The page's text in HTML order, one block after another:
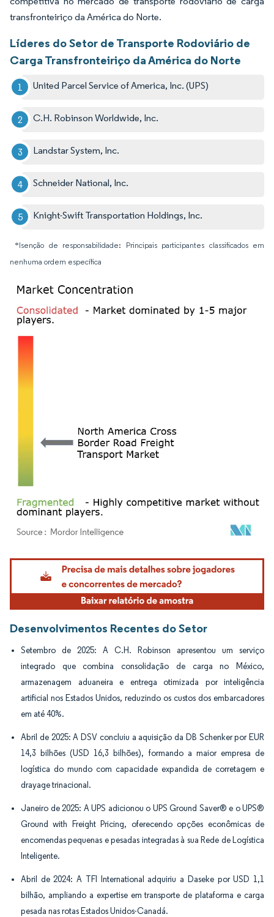
transfronteiriço da América do Norte.
Líderes do Setor de Transporte Rodoviário de
Carga Transfronteiriço da América do Norte
United Parcel Service of America, Inc. (UPS)
C.H. Robinson Worldwide, Inc.
Landstar System, Inc.
Schneider National, Inc.
Knight-Swift Transportation Holdings, Inc.
*Isenção de responsabilidade: Principais participantes classificados em
nenhuma ordem específica
Imagem © Mordor Intelligence. O reuso requer atribuição conforme CC BY 4.0.
Desenvolvimentos Recentes do Setor
Setembro de 2025: A C.H. Robinson apresentou um serviço
integrado que combina consolidação de carga no México,
armazenagem aduaneira e entrega otimizada por inteligência
artificial nos Estados Unidos, reduzindo os custos dos embarcadores
em até 40%.
Abril de 2025: A DSV concluiu a aquisição da DB Schenker por EUR
14,3 bilhões (USD 16,3 bilhões), formando a maior empresa de
logística do mundo com capacidade expandida de corretagem e
drayage trinacional.
Janeiro de 2025: A UPS adicionou o UPS Ground Saver® e o UPS®
Ground with Freight Pricing, oferecendo opções econômicas de
encomendas pequenas e pesadas integradas à sua Rede de Logística
Inteligente.
Abril de 2024: A TFI International adquiriu a Daseke por USD 1,1
bilhão, ampliando a expertise em transporte de plataforma e carga
pesada nas rotas Estados Unidos-Canadá.